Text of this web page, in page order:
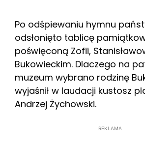
Po odśpiewaniu hymnu
odsłonięto tablicę
poświęconą Zofii,
Bukowieckim. Dlaczego na
muzeum wybrano rodzinę
wyjaśnił w laudacji kustosz
Andrzej Żychowski.
REKLAMA